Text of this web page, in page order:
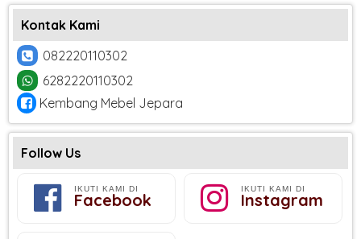
Kontak Kami
082220110302
6282220110302
Kembang Mebel Jepara
Follow Us
IKUTI KAMI DI
Facebook
IKUTI KAMI DI
Instagram